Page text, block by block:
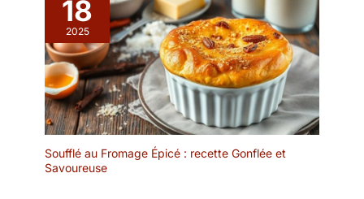
18
2025
Soufflé au Fromage Épicé : recette Gonflée et
Savoureuse